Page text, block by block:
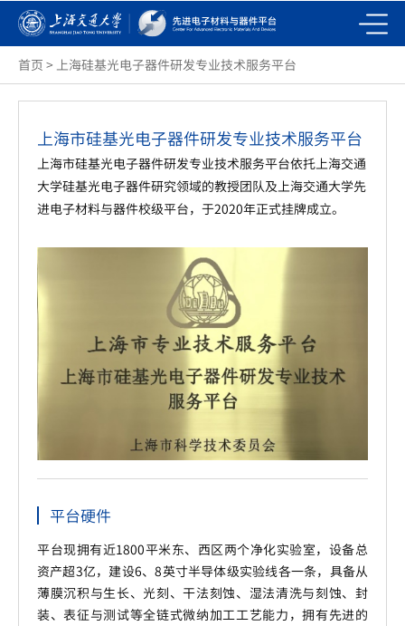
首页 > 上海硅基光电子器件研发专业技术服务平台
上海市硅基光电子器件研发专业技术服务平台
上海市硅基光电子器件研发专业技术服务平台依托上海交通
大学硅基光电子器件研究领域的教授团队及上海交通大学先
进电子材料与器件校级平台，于2020年正式挂牌成立。
平台硬件
平台现拥有近1800平米东、西区两个净化实验室，设备总
资产超3亿，建设6、8英寸半导体级实验线各一条，具备从
薄膜沉积与生长、光刻、干法刻蚀、湿法清洗与刻蚀、封
装、表征与测试等全链式微纳加工工艺能力，拥有先进的